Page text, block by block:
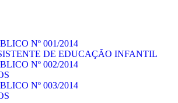
Nº 001/2014
DE EDUCAÇÃO INFANTIL
Nº 002/2014
Nº 003/2014